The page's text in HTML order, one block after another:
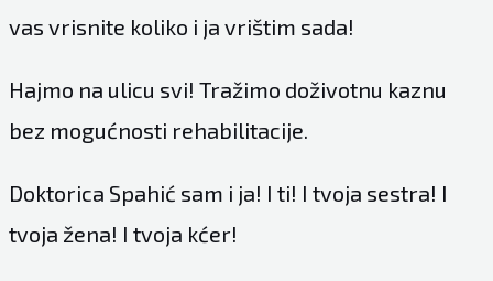
vas vrisnite koliko i ja vrištim sada!
Hajmo na ulicu svi! Tražimo doživotnu kaznu
bez mogućnosti rehabilitacije.
Doktorica Spahić sam i ja! I ti! I tvoja sestra! I
tvoja žena! I tvoja kćer!